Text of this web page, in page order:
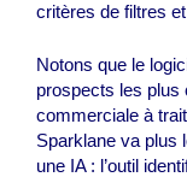
critères de filtres
Notons que le
prospects les plus
commerciale à
Sparklane va plus
une IA : l’outil